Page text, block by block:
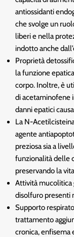
antiossidanti
che svolge un
liberi e nella
indotto anche
Proprietà
la funzione
corpo. Inoltre, è
di acetaminofene
danni epatici
La N-
agente
preziosa sia a
funzionalità delle
preservando la
Attività mucolitica
disolfuro presenti
Supporto
trattamento
cronica, enfisema